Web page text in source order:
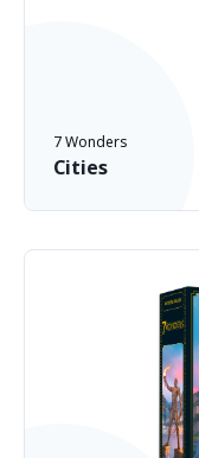
7 Wonders
Cities